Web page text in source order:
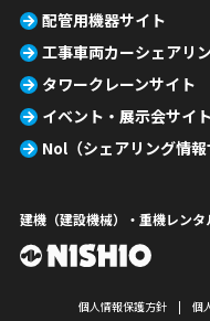
配管用機器サイト
工事車両カーシェアリ
タワークレーンサイト
イベント・展示会サイト
Nol（シェアリング情報
建機（建設機械）・重機レン
個人情報保護方針 個